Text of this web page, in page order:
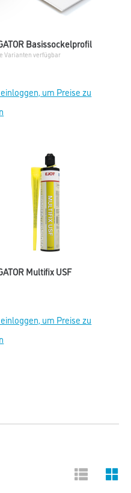
Basissockelprofil
Varianten verfügbar
um Preise zu
Multifix USF
um Preise zu